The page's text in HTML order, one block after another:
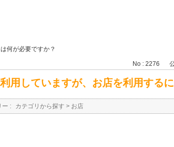
何が必要ですか？
No : 2276
用していますが、お店を利用する
ー : カテゴリから探す > お店